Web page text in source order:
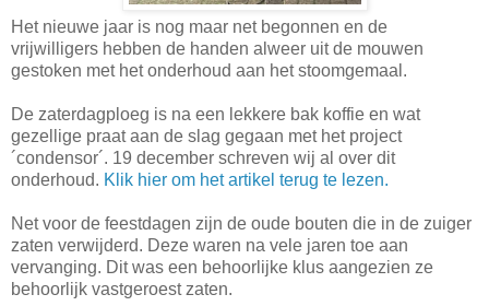
Het nieuwe jaar is nog maar net begonnen en de
vrijwilligers hebben de handen alweer uit de mouwen
gestoken met het onderhoud aan het stoomgemaal.
De zaterdagploeg is na een lekkere bak koffie en wat
gezellige praat aan de slag gegaan met het project
´condensor´. 19 december schreven wij al over dit
onderhoud. Klik hier om het artikel terug te lezen.
Net voor de feestdagen zijn de oude bouten die in de zuiger
zaten verwijderd. Deze waren na vele jaren toe aan
vervanging. Dit was een behoorlijke klus aangezien ze
behoorlijk vastgeroest zaten.